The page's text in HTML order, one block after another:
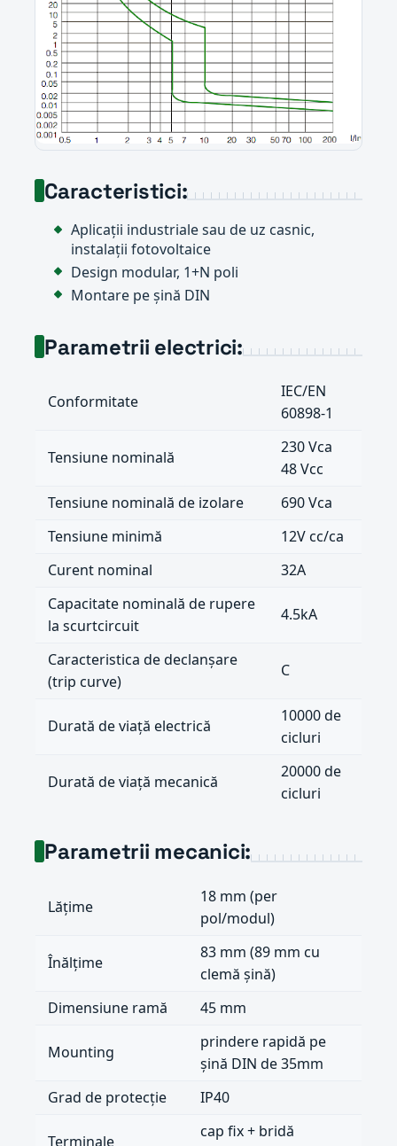
Caracteristici:
Aplicații industriale sau de uz casnic,
instalații fotovoltaice
Design modular, 1+N poli
Montare pe șină DIN
Parametrii electrici:
Conformitate
IEC/EN
60898-1
Tensiune nominală
230 Vca
48 Vcc
Tensiune nominală de izolare
690 Vca
Tensiune minimă
12V cc/ca
Curent nominal
32A
Capacitate nominală de rupere
la scurtcircuit
4.5kA
Caracteristica de declanșare
(trip curve)
C
Durată de viață electrică
10000 de
cicluri
Durată de viață mecanică
20000 de
cicluri
Parametrii mecanici:
Lățime
18 mm (per
pol/modul)
Înălțime
83 mm (89 mm cu
clemă șină)
Dimensiune ramă
45 mm
Mounting
prindere rapidă pe
șină DIN de 35mm
Grad de protecție
IP40
Terminale
cap fix + bridă